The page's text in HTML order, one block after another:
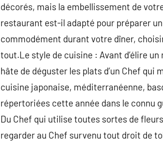
décorés, mais la embellissement de
restaurant est-il adapté pour préparer
commodément durant votre dîner,
tout.Le style de cuisine : Avant d’élire
hâte de déguster les plats d’un Chef qui
cuisine japonaise, méditerranéenne,
répertoriées cette année dans le connu
Du Chef qui utilise toutes sortes de
regarder au Chef survenu tout droit de